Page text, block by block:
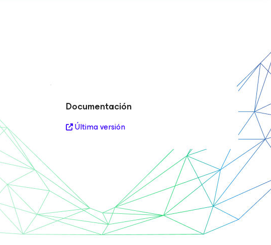
Documentación
Última versión